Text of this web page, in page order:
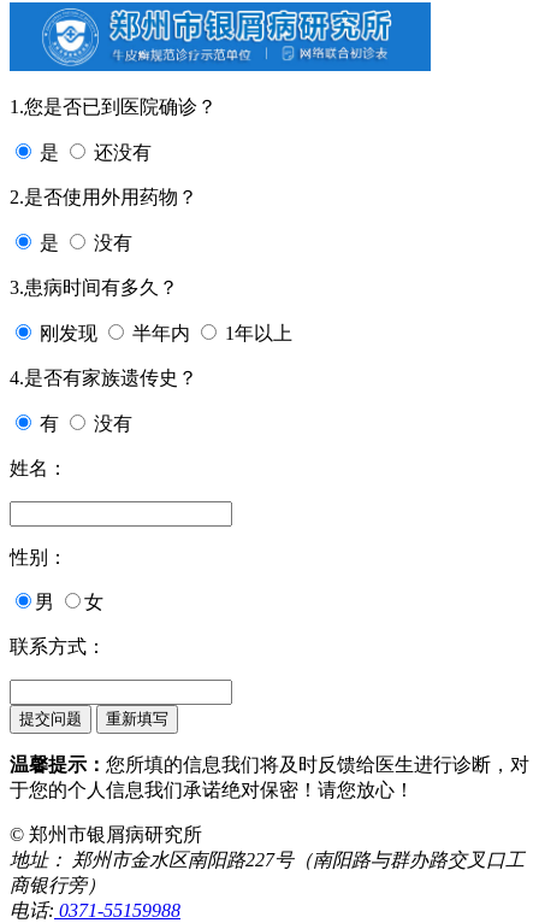
1.您是否已到医院确诊？
是 还没有
2.是否使用外用药物？
是 没有
3.患病时间有多久？
刚发现 半年内 1年以上
4.是否有家族遗传史？
有 没有
姓名：
性别：
男 女
联系方式：
温馨提示： 您所填的信息我们将及时反馈给医生进行诊断，对
于您的个人信息我们承诺绝对保密！请您放心！
© 郑州市银屑病研究所
地址： 郑州市金水区南阳路227号（南阳路与群办路交叉口工
商银行旁）
电话: 0371-55159988